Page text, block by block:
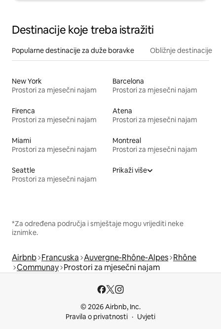
Destinacije koje treba istražiti
Popularne destinacije za duže boravke Obližnje destinacije
New York
Prostori za mjesečni najam
Barcelona
Prostori za mjesečni najam
Firenca
Prostori za mjesečni najam
Atena
Prostori za mjesečni najam
Miami
Prostori za mjesečni najam
Montreal
Prostori za mjesečni najam
Seattle
Prostori za mjesečni najam
Prikaži više
*Za određena područja i smještaje mogu vrijediti neke
iznimke.
Airbnb Francuska Auvergne-Rhône-Alpes Rhône
Communay Prostori za mjesečni najam
© 2026 Airbnb, Inc.
Pravila o privatnosti
Uvjeti